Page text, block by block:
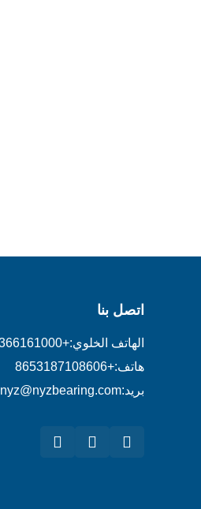
اتصل بنا
الهاتف الخلوي:+8618366161000
هاتف:+8653187108606
بريد:nyz@nyzbearing.com